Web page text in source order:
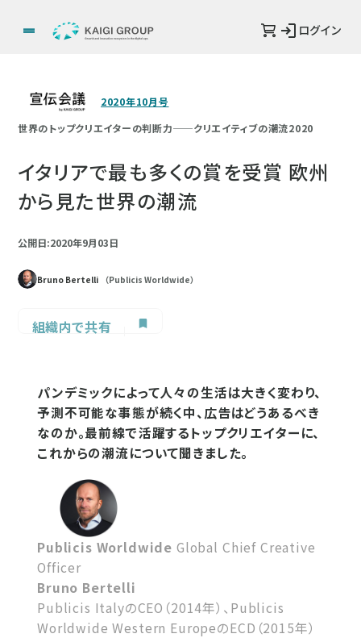
ログイン
2020年10月号
世界のトップクリエイターの判断力──クリエイティブの潮流2020
イタリアで最も多くの賞を受賞 欧州
から見た世界の潮流
公開日:2020年9月03日
Bruno Bertelli （Publicis Worldwide）
組織内で共有
パンデミックによって人々の生活は大きく変わり、
予測不可能な事態が続く中、広告はどうあるべき
なのか。最前線で活躍するトップクリエイターに、
これからの潮流について聞きました。
Publicis Worldwide Global Chief Creative
Officer
Bruno Bertelli
Publicis ItalyのCEO（2014年）、Publicis
Worldwide Western EuropeのECD（2015年）